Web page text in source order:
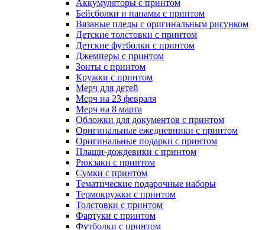
Аккумуляторы с принтом
Бейсболки и панамы с принтом
Вязаные пледы с оригинальным рисунком
Детские толстовки с принтом
Детские футболки с принтом
Джемперы с принтом
Зонты с принтом
Кружки с принтом
Мерч для детей
Мерч на 23 февраля
Мерч на 8 марта
Обложки для документов с принтом
Оригинальные ежедневники с принтом
Оригинальные подарки с принтом
Плащи-дождевики с принтом
Рюкзаки с принтом
Сумки с принтом
Тематические подарочные наборы
Термокружки с принтом
Толстовки с принтом
Фартуки с принтом
Футболки с принтом